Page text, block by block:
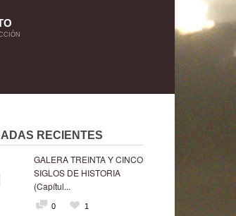
RECIENTES
GALERA TREINTA Y CINCO
SIGLOS DE HISTORIA
(Capítul...
0 1